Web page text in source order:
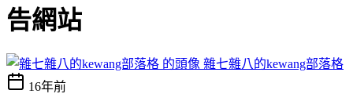
告網站
雜七雜八的kewang部落格
16年前